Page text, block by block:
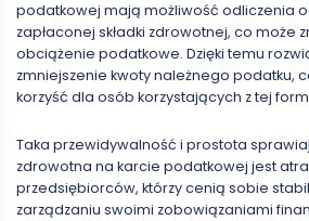
podatkowej mają możliwość odliczenia
zapłaconej składki zdrowotnej, co może
obciążenie podatkowe. Dzięki temu
zmniejszenie kwoty należnego podatku,
korzyść dla osób korzystających z tej
Taka przewidywalność i prostota
zdrowotna na karcie podatkowej jest
przedsiębiorców, którzy cenią sobie
zarządzaniu swoimi zobowiązaniami